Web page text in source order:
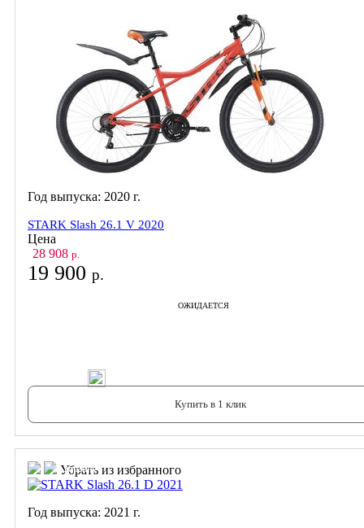
Год выпуска: 2020 г.
STARK Slash 26.1 V 2020
Цена
28 908 р.
19 900 р.
ОЖИДАЕТСЯ
Купить в 1 клик
Убрать из избранного
Год выпуска: 2021 г.
В корзину
В корзину